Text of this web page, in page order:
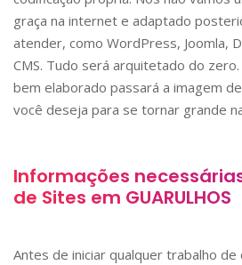
graça na internet e adaptado
atender, como WordPress, Joomla,
CMS. Tudo será arquitetado do
bem elaborado passará a imagem
você deseja para se tornar grande
Informações
de Sites em GUARULHOS
Antes de iniciar qualquer trabalho